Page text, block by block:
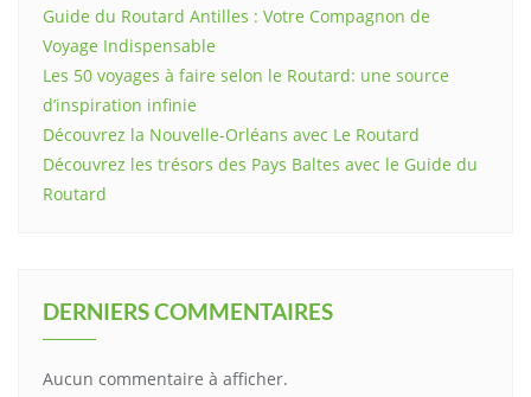
Guide du Routard Antilles : Votre Compagnon de
Voyage Indispensable
Les 50 voyages à faire selon le Routard: une source
d’inspiration infinie
Découvrez la Nouvelle-Orléans avec Le Routard
Découvrez les trésors des Pays Baltes avec le Guide du
Routard
DERNIERS COMMENTAIRES
Aucun commentaire à afficher.